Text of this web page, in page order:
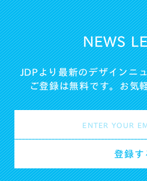
NEWS
JDPより最新のデザインニ
ご登録は無料です。お気